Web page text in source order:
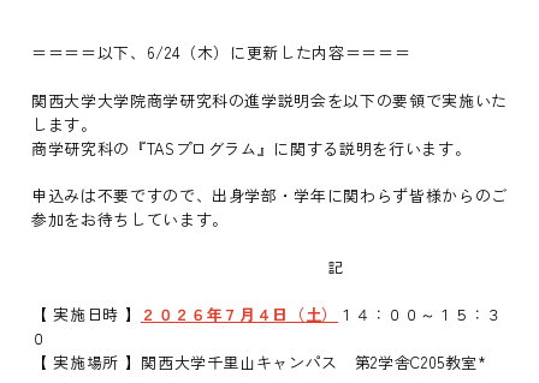
＝＝＝＝以下、6/24（木）に更新した内容＝＝＝＝
関西大学大学院商学研究科の進学説明会を以下の要領で実施いた
します。
商学研究科の『TASプログラム』に関する説明を行います。
申込みは不要ですので、出身学部・学年に関わらず皆様からのご
参加をお待ちしています。
記
【 実施日時 】 ２０２６年７月４日（土）
１４：００～１５：３
０
【 実施場所 】関西大学千里山キャンパス 第2学舎C205教室*